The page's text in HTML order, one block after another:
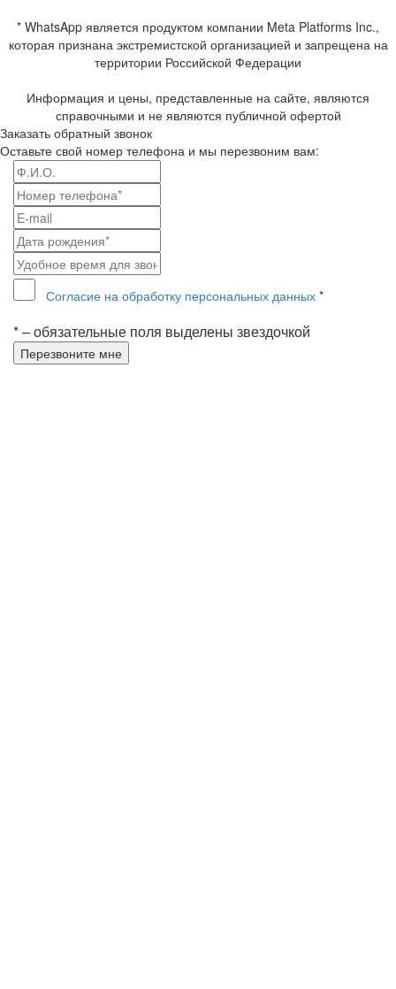
* WhatsApp является продуктом компании Meta Platforms Inc.,
которая признана экстремистской организацией и запрещена на
территории Российской Федерации
Информация и цены, представленные на сайте, являются
справочными и не являются публичной офертой
Заказать обратный звонок
Оставьте свой номер телефона и мы перезвоним вам:
Согласие на обработку персональных данных *
* – обязательные поля выделены звездочкой